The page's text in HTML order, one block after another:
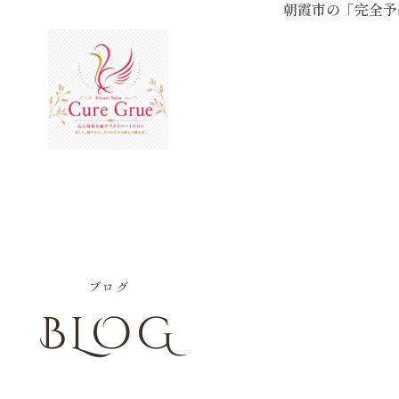
朝霞市の「完全
INSTAGRAM PRODUCT
ブログ
BLOG